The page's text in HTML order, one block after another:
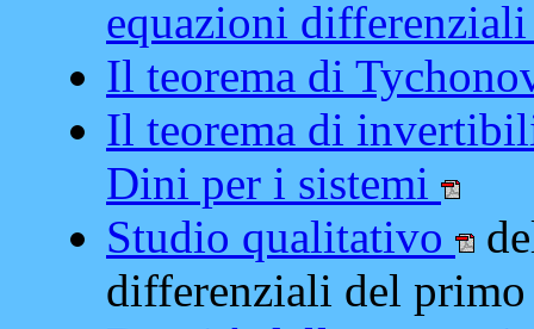
equazioni
Il teorema di
Il teorema di
Dini per i sistemi
Studio qualitativo
differenziali del